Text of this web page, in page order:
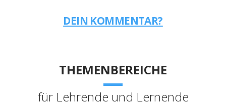
DEIN KOMMENTAR?
THEMENBEREICHE
für Lehrende und Lernende